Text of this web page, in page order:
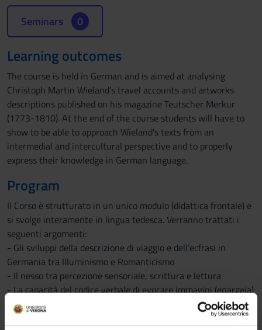
Seminars 0
Learning outcomes
The course is held in German and is aimed at analysing
Christoph Martin Wieland’s travel accounts and artworks
descriptions published on his magazine Teutscher Merkur
(1773-1810). At the end of the course students will have to
show to be able to approach Wieland’s texts from an
intermedial and intercultural perspective and to properly
express their knowledge in German language.
Program
Il Corso è strutturato in un unico modulo (didattica frontale) e
si svolge interamente in lingua tedesca. Verranno trattati i
seguenti argomenti:
- Gli sviluppi della descrizione di viaggio e dell’ecfrasi in
Germania tra Illuminismo e Romanticismo
- Il nesso tra percezione sensoriale, scrittura e lettura
- La capacità del codice verbale di evocare immagini (enargeia)
Bibliografia
- W. Heinse, Düsseldorfer Gemäldebriefe, Frankfurt M.,